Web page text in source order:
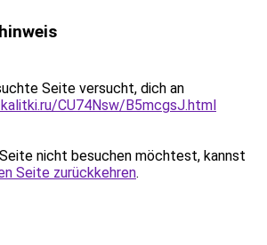
Seite versucht, dich an
CU74Nsw/B5mcgsJ.html
nicht besuchen möchtest, kannst
Seite zurückkehren.